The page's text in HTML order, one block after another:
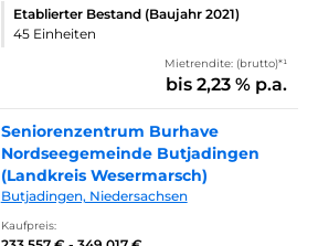
Etablierter Bestand (Baujahr 2021)
45 Einheiten
Mietrendite: (brutto)*¹
bis 2,23 % p.a.
Seniorenzentrum Burhave
Nordseegemeinde Butjadingen
(Landkreis Wesermarsch)
Butjadingen, Niedersachsen
Kaufpreis: